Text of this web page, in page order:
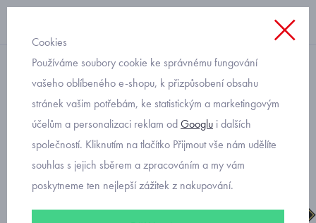
suchý zip dívčí
Primigi dívčí zimní boty
gore-tex 6880300
Cookies
Používáme soubory cookie ke správnému fungování
vašeho oblíbeného e-shopu, k přizpůsobení obsahu
stránek vašim potřebám, ke statistickým a marketingovým
účelům a personalizaci reklam odGooglu i dalších
společností. Kliknutím na tlačítko Přijmout vše nám udělíte
souhlas s jejich sběrem a zpracováním a my vám
poskytneme ten nejlepší zážitek z nakupování.